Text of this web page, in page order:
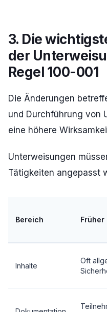
3. Die
der
Regel 100-001
Die Änderungen
und Durchführung von
eine höhere
Unterweisungen
Tätigkeiten angepasst
Bereich Früher
Inhalte
Oft